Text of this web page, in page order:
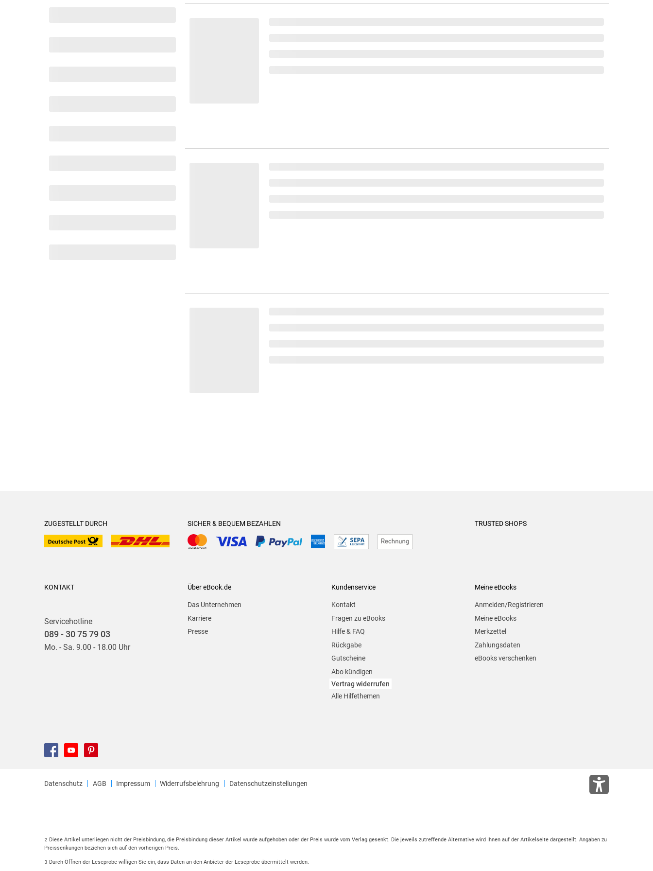
ZUGESTELLT DURCH SICHER & BEQUEM BEZAHLEN TRUSTED SHOPS
KONTAKT
Servicehotline
089 - 30 75 79 03
Mo. - Sa. 9.00 - 18.00 Uhr
Über eBook.de
Das Unternehmen
Karriere
Presse
Kundenservice
Kontakt
Fragen zu eBooks
Hilfe & FAQ
Rückgabe
Gutscheine
Abo kündigen
Vertrag widerrufen
Alle Hilfethemen
Meine eBooks
Anmelden/Registrieren
Meine eBooks
Merkzettel
Zahlungsdaten
eBooks verschenken
Datenschutz AGB Impressum Widerrufsbelehrung Datenschutzeinstellungen
2 Diese Artikel unterliegen nicht der Preisbindung, die Preisbindung dieser Artikel wurde aufgehoben oder der Preis wurde vom Verlag gesenkt. Die jeweils zutreffende Alternative wird Ihnen auf der Artikelseite dargestellt. Angaben zu
Preissenkungen beziehen sich auf den vorherigen Preis.
3 Durch Öffnen der Leseprobe willigen Sie ein, dass Daten an den Anbieter der Leseprobe übermittelt werden.